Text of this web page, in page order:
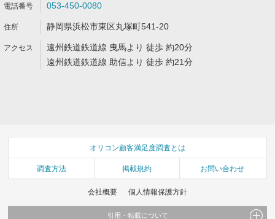
053-450-0080
静岡県浜松市東区丸塚町541-20
遠州鉄道鉄道線 曳馬より 徒歩 約20分
遠州鉄道鉄道線 助信より 徒歩 約21分
オリコン顧客満足度調査とは
調査方法 掲載規約 お問い合わせ
会社概要 個人情報保護方針
引用・転載について